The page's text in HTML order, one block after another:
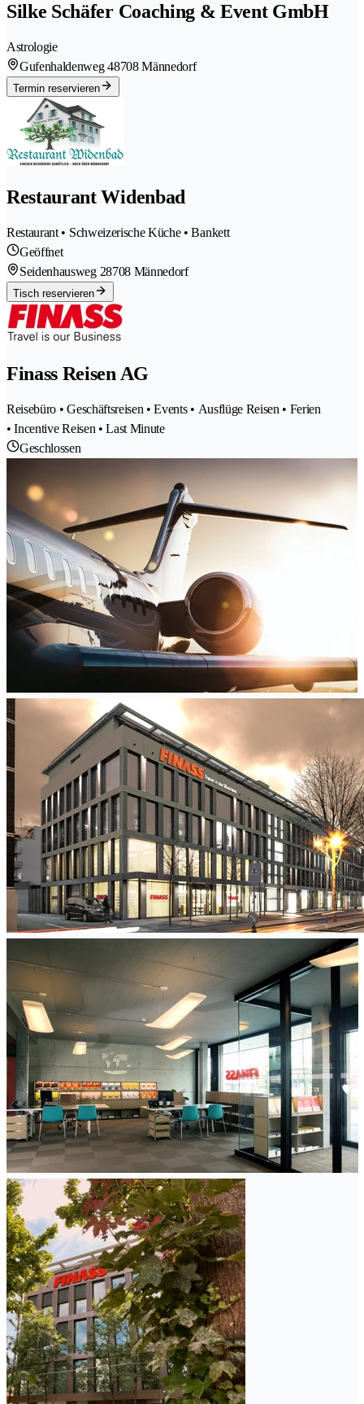
Silke Schäfer Coaching & Event GmbH
Astrologie
Gufenhaldenweg 48708 Männedorf
Termin reservieren
Restaurant Widenbad
Restaurant • Schweizerische Küche • Bankett
Geöffnet
Seidenhausweg 28708 Männedorf
Tisch reservieren
Finass Reisen AG
Reisebüro • Geschäftsreisen • Events • Ausflüge Reisen • Ferien
• Incentive Reisen • Last Minute
Geschlossen